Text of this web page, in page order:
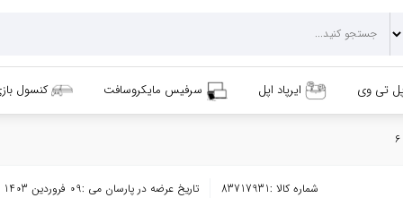
تی وی ایرپاد اپل سرفیس مایکروسافت کنسول
شماره کالا :83717931 تاریخ عرضه در پارسان می :09 فروردین 1403